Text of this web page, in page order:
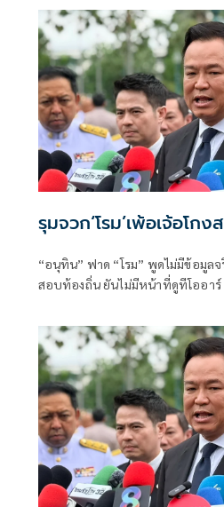
สิงหาคม นี้ ณ อาคารชาเลนเจอร์
นายกรัฐมนตรีจะเดินทางมาเปิดงาน
จันทร์ที่ 10 สิงหาคม
รุมจวก‘โรม’เพ้อเจ้อโกง
“อนุทิน” ฟาด “โรม” พูดไม่มีข้อมูลจ
สอบท้องถิ่น ยันไม่มีหน้าที่ดูทีโออาร์